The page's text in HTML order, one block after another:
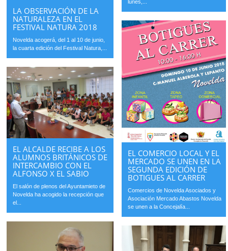
lunes,...
LA OBSERVACIÓN DE LA
NATURALEZA EN EL
FESTIVAL NATURA 2018
Novelda acogerá, del 1 al 10 de junio,
la cuarta edición del Festival Natura,...
EL COMERCIO LOCAL Y EL
MERCADO SE UNEN EN LA
SEGUNDA EDICIÓN DE
BOTIGUES AL CARRER
Comercios de Novelda Asociados y
Asociación Mercado Abastos Novelda
se unen a la Concejalía...
EL ALCALDE RECIBE A LOS
ALUMNOS BRITÁNICOS DE
INTERCAMBIO CON EL
ALFONSO X EL SABIO
El salón de plenos del Ayuntamieto de
Novelda ha acogido la recepción que
el...